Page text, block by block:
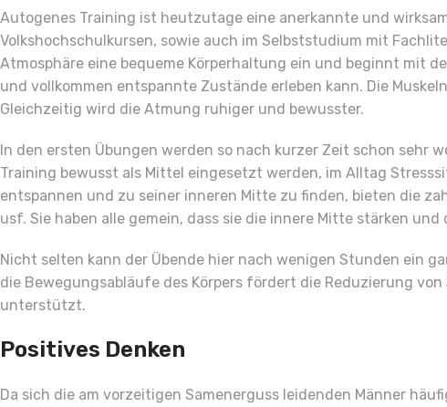
Autogenes Training ist heutzutage eine anerkannte und
Volkshochschulkursen, sowie auch im Selbststudium mit
Atmosphäre eine bequeme Körperhaltung ein und beginnt mit
und vollkommen entspannte Zustände erleben kann. Die
Gleichzeitig wird die Atmung ruhiger und bewusster.
In den ersten Übungen werden so nach kurzer Zeit schon
Training bewusst als Mittel eingesetzt werden, im Alltag
entspannen und zu seiner inneren Mitte zu finden, bieten die
usf. Sie haben alle gemein, dass sie die innere Mitte stärken
Nicht selten kann der Übende hier nach wenigen Stunden ein
die Bewegungsabläufe des Körpers fördert die Reduzierung
unterstützt.
Positives Denken
Da sich die am vorzeitigen Samenerguss leidenden Männer